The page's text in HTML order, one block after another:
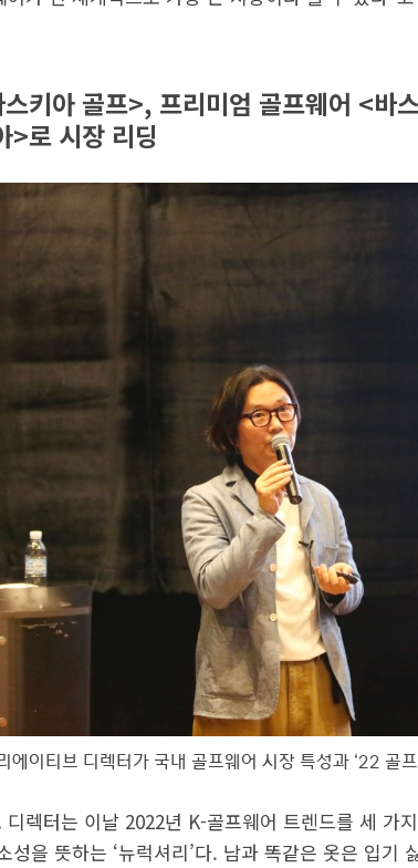
키아 골프>, 프리미엄 골프웨어 <바
>로 시장 리딩
이티브 디렉터가 국내 골프웨어 시장 특성과 ‘22 골
렉터는 이날 2022년 K-골프웨어 트렌드를 세 가
성을 뜻하는 ‘뉴럭셔리’다. 남과 똑같은 옷은 입기